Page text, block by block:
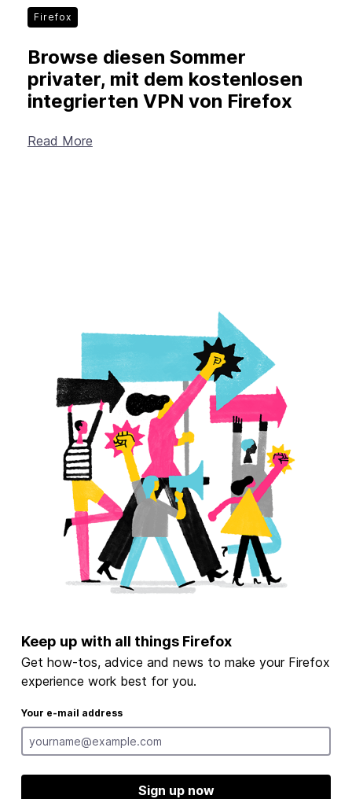
Firefox
Browse diesen Sommer
privater, mit dem kostenlosen
integrierten VPN von Firefox
Read More
Keep up with all things Firefox
Get how-tos, advice and news to make your Firefox
experience work best for you.
Your e-mail address
Sign up now